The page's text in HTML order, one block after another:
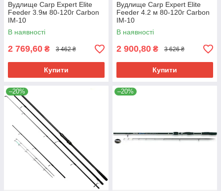
Вудлище Carp Expert Elite
Feeder 3.9м 80-120г Carbon
IM-10
В наявності
2 769,60 ₴ 3 462 ₴
Купити
Вудлище Carp Expert Elite
Feeder 4.2 м 80-120г Carbon
IM-10
В наявності
2 900,80 ₴ 3 626 ₴
Купити
–20% –20%